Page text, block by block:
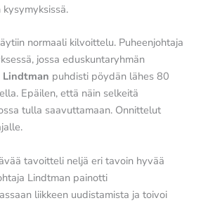
normaali kilvoittelu. Puheenjohtaja
jossa eduskuntaryhmän
puhdisti pöydän lähes 80
Epäilen, että näin selkeitä
tulla saavuttamaan. Onnittelut
tavoitteli neljä eri tavoin hyvää
Lindtman painotti
liikkeen uudistamista ja toivoi